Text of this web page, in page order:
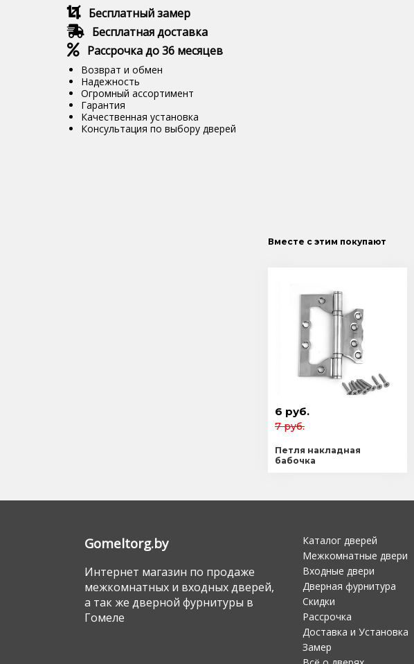
Бесплатный замер
Бесплатная доставка
Рассрочка до 36 месяцев
Возврат и обмен
Надежность
Огромный ассортимент
Гарантия
Качественная установка
Консультация по выбору дверей
Вместе с этим покупают
6 руб.
7 руб.
Петля накладная
бабочка
Gomeltorg.by
Интернет магазин по продаже
межкомнатных и входных дверей,
а так же дверной фурнитуры в
Гомеле
Каталог дверей
Межкомнатные двери
Входные двери
Дверная фурнитура
Скидки
Рассрочка
Доставка и Установка
Замер